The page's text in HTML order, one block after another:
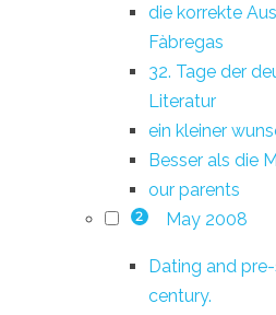
die korrekte
Fàbregas
32. Tage der
Literatur
ein kleiner
Besser als die
our parents
2 May 2008
Dating and
century.